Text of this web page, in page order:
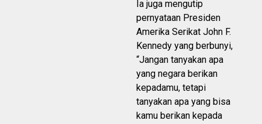
Ia juga mengutip
pernyataan Presiden
Amerika Serikat John F.
Kennedy yang berbunyi,
“Jangan tanyakan apa
yang negara berikan
kepadamu, tetapi
tanyakan apa yang bisa
kamu berikan kepada